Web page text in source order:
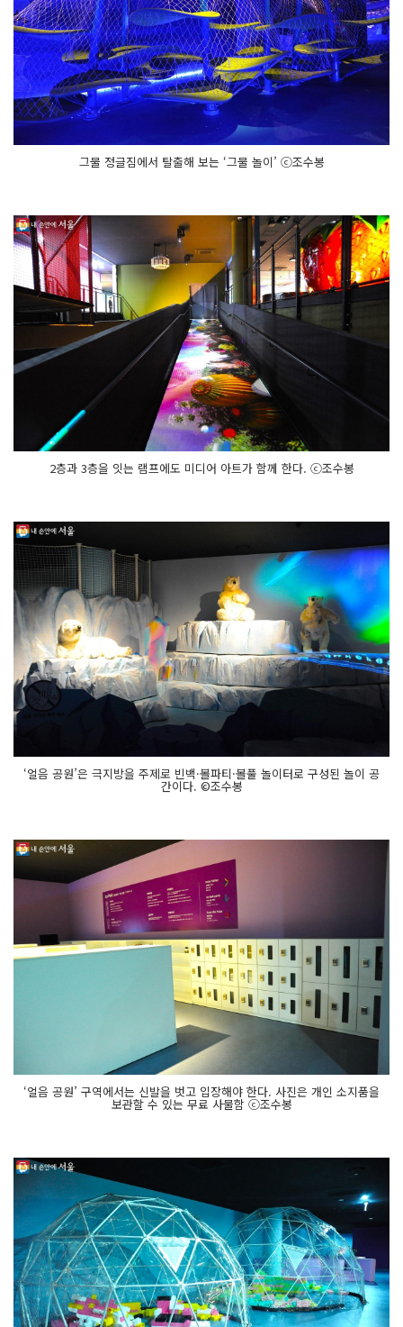
그물 정글짐에서 탈출해 보는 ‘그물 놀이’ ⓒ조수봉
2층과 3층을 잇는 램프에도 미디어 아트가 함께 한다. ⓒ조수봉
‘얼음 공원’은 극지방을 주제로 빈백·볼파티·볼풀 놀이터로 구성된 놀이 공
간이다. ©조수봉
‘얼음 공원’ 구역에서는 신발을 벗고 입장해야 한다. 사진은 개인 소지품을
보관할 수 있는 무료 사물함 ⓒ조수봉